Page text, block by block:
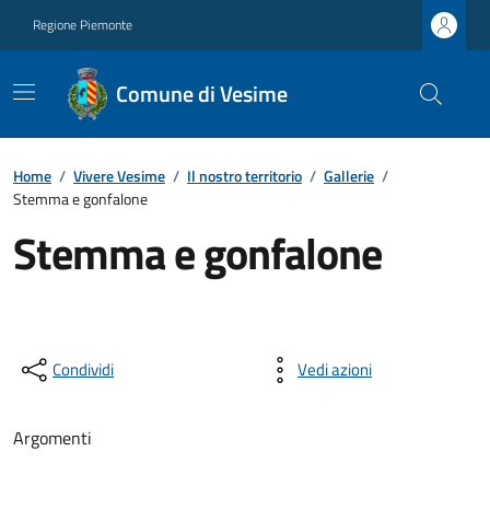
Regione Piemonte
Comune di Vesime
Home / Vivere Vesime / Il nostro territorio / Gallerie /
Stemma e gonfalone
Stemma e gonfalone
Condividi Vedi azioni
Argomenti